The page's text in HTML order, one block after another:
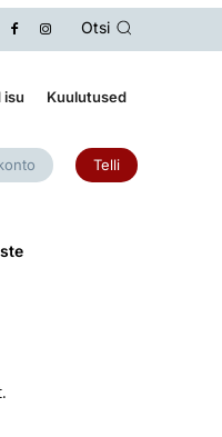
Otsi
isu Kuulutused
Telli